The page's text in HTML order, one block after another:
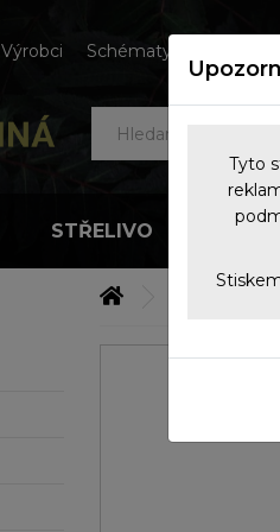
Výrobci Schématy českých
STŘELIVO
Tyto